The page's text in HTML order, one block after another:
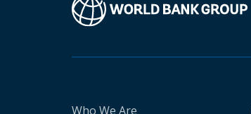
Who We Are